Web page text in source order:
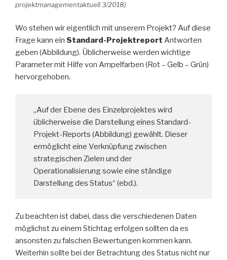
projektmanagementaktuell 3/2018)
Wo stehen wir eigentlich mit unserem Projekt? Auf diese
Frage kann ein Standard-Projektreport Antworten
geben (Abbildung). Üblicherweise werden wichtige
Parameter mit Hilfe von Ampelfarben (Rot – Gelb – Grün)
hervorgehoben.
„Auf der Ebene des Einzelprojektes wird
üblicherweise die Darstellung eines Standard-
Projekt-Reports (Abbildung) gewählt. Dieser
ermöglicht eine Verknüpfung zwischen
strategischen Zielen und der
Operationalisierung sowie eine ständige
Darstellung des Status“ (ebd.).
Zu beachten ist dabei, dass die verschiedenen Daten
möglichst zu einem Stichtag erfolgen sollten da es
ansonsten zu falschen Bewertungen kommen kann.
Weiterhin sollte bei der Betrachtung des Status nicht nur